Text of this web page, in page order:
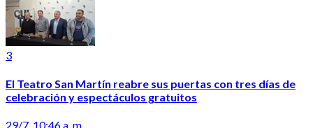
3
El Teatro San Martín reabre sus puertas con tres días de
celebración y espectáculos gratuitos
29/7, 10:46 a. m.